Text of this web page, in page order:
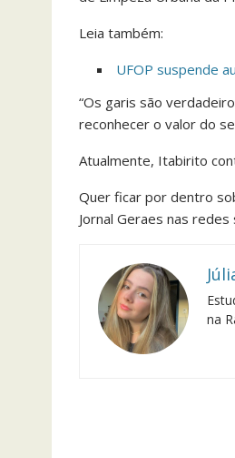
Leia também:
UFOP suspende
“Os garis são
reconhecer o valor do
Atualmente, Itabirito
Quer ficar por dentro
Jornal Geraes nas
na